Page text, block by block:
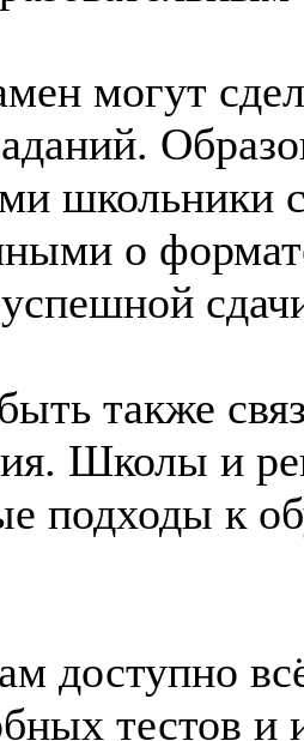
могут
школьники
о
также
Школы и
подходы к
доступно
тестов